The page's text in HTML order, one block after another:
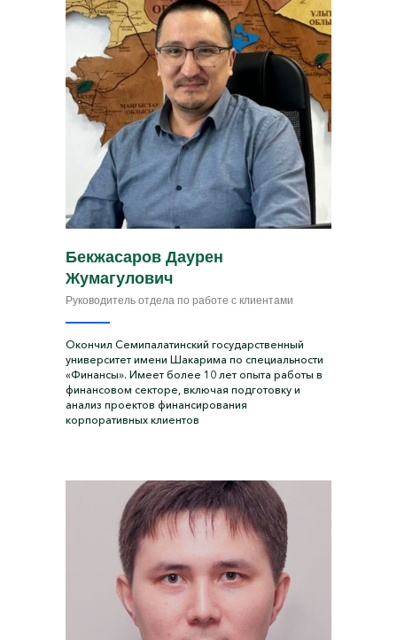
Бекжасаров Даурен
Жумагулович
Руководитель отдела по работе с клиентами
Окончил Семипалатинский государственный
университет имени Шакарима по специальности
«Финансы». Имеет более 10 лет опыта работы в
финансовом секторе, включая подготовку и
анализ проектов финансирования
корпоративных клиентов